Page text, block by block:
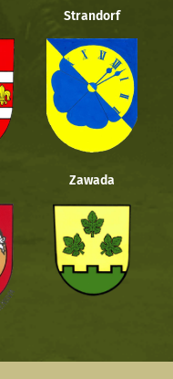
Strandorf
Zawada